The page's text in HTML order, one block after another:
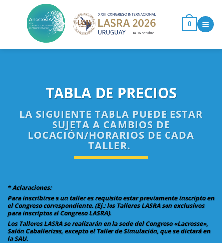
contenido
0
TABLA DE PRECIOS
LA SIGUIENTE TABLA PUEDE ESTAR
SUJETA A CAMBIOS DE
LOCACIÓN/HORARIOS DE CADA
TALLER.
* Aclaraciones:
Para inscribirse a un taller es requisito estar previamente inscripto en
el Congreso correspondiente. (Ej.: los Talleres LASRA son exclusivos
para inscriptos al Congreso LASRA).
Los Talleres LASRA se realizarán en la sede del Congreso «Lacrosse»,
Salón Caballerizas, excepto el Taller de Simulación, que se dictará en
la SAU.